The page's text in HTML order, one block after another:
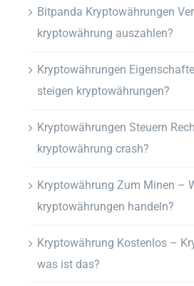
Bitpanda Kryptowährungen
kryptowährung auszahlen?
Kryptowährungen
steigen kryptowährungen?
Kryptowährungen Steuern
kryptowährung crash?
Kryptowährung Zum Minen –
kryptowährungen handeln?
Kryptowährung Kostenlos –
was ist das?